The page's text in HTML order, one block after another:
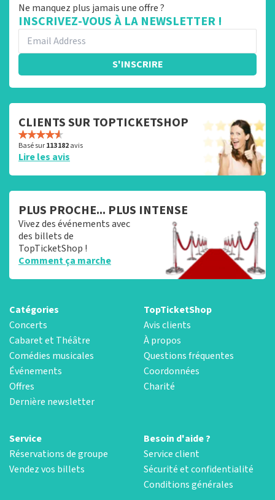
Ne manquez plus jamais une offre ?
INSCRIVEZ-VOUS À LA NEWSLETTER !
S'INSCRIRE
CLIENTS SUR TOPTICKETSHOP
Basé sur113 182avis
Lire les avis
PLUS PROCHE... PLUS INTENSE
Vivez des événements avec
des billets de
TopTicketShop !
Comment ça marche
Catégories
Concerts
Cabaret et Théâtre
Comédies musicales
Événements
Offres
Dernière newsletter
TopTicketShop
Avis clients
À propos
Questions fréquentes
Coordonnées
Charité
Service
Réservations de groupe
Vendez vos billets
Besoin d'aide ?
Service client
Sécurité et confidentialité
Conditions générales